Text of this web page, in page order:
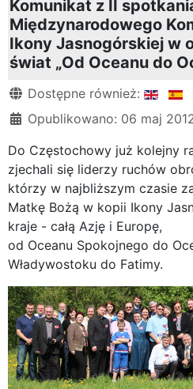
Komunikat z II
Międzynarodowego
Ikony Jasnogórskiej w
świat „Od Oceanu do
Szczegóły
Dostępne również:
Opublikowano: 06 maj
Do Częstochowy już kolejny
zjechali się liderzy ruchów
którzy w najbliższym czasie
Matkę Bożą w kopii Ikony
kraje - całą Azję i Europę,
od Oceanu Spokojnego do
Władywostoku do Fatimy.